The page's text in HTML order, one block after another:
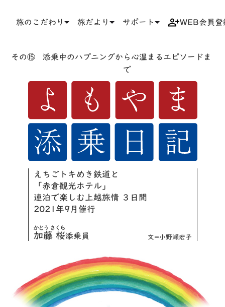
旅のこだわり 旅だより サポート WEB会員登
その⑮
添乗中のハプニングから心温まるエピソードま
で
えちごトキめき鉄道と
「赤倉観光ホテル」
連泊で楽しむ上越旅情 ３日間
2021年9月催行
加藤 桜
かとう さくら
添乗員 文=小野瀬宏子